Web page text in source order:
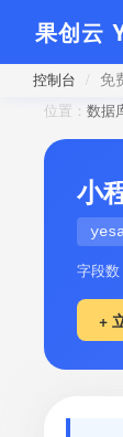
果创云
控制台 / 免
位置： 数据
小
字段数
+